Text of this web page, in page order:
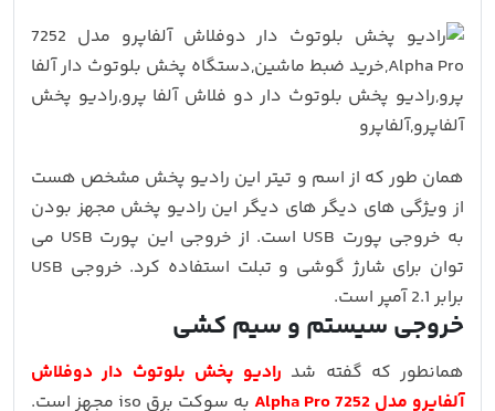
همان طور که از اسم و تیتر این رادیو پخش مشخص هست
از ویژگی های دیگر های دیگر این رادیو پخش مجهز بودن
به خروجی پورت USB است. از خروجی این پورت USB می
توان برای شارژ گوشی و تبلت استفاده کرد. خروجی USB
برابر 2.1 آمپر است.
خروجی سیستم و سیم کشی
همانطور که گفته شد رادیو پخش بلوتوث دار دوفلاش
آلفاپرو مدل 7252 Alpha Pro
به سوکت برق iso مجهز است.